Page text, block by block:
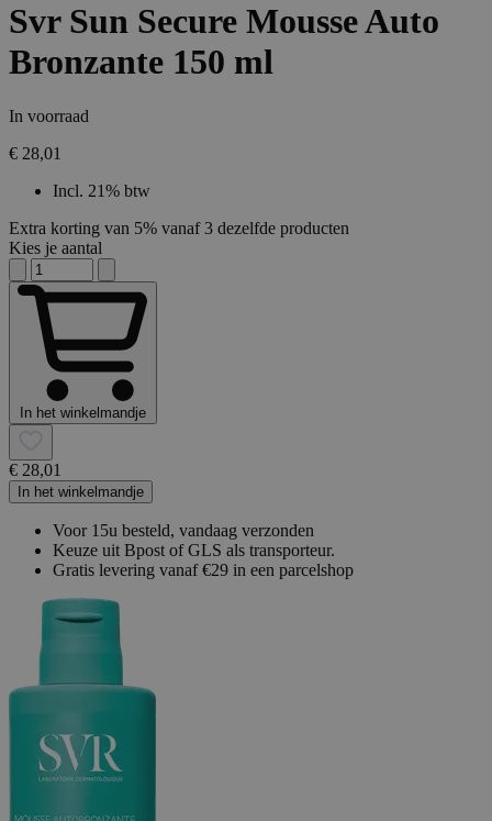
Svr Sun Secure Mousse Auto
Bronzante 150 ml
In voorraad
€ 28,01
Incl. 21% btw
Extra korting van 5% vanaf 3 dezelfde producten
Kies je aantal
In het winkelmandje
€ 28,01
In het winkelmandje
Voor 15u besteld, vandaag verzonden
Keuze uit Bpost of GLS als transporteur.
Gratis levering vanaf €29 in een parcelshop